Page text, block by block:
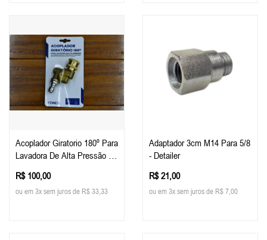
Acoplador Giratorio 180º Para
Lavadora De Alta Pressão -
R$ 100,00
ou em 3x sem juros de R$ 33,33
Adaptador 3cm M14 Para 5/8
- Detailer
R$ 21,00
ou em 3x sem juros de R$ 7,00